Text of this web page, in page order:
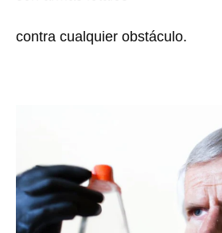
contra cualquier obstáculo.